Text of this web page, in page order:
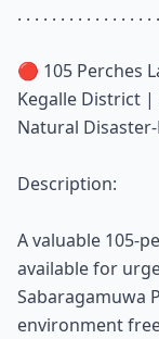
. . . . . . . . . . . . . . . .
🔴 105 Perches
Kegalle District
Natural
Description:
A valuable 105-
available for
Sabaragamuwa
environment